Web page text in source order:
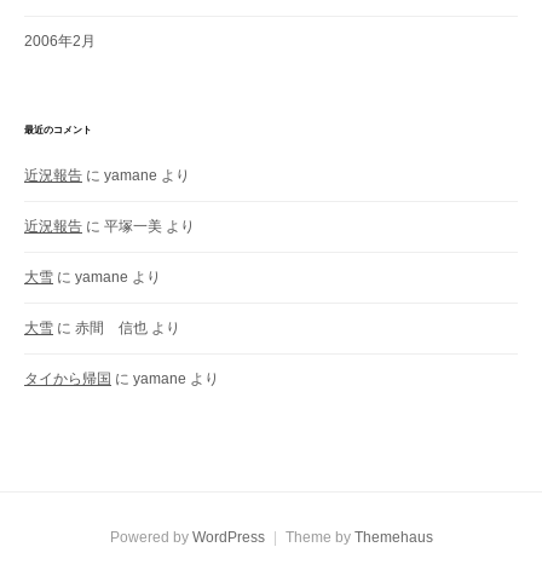
2006年2月
最近のコメント
近況報告 に yamane より
近況報告 に 平塚一美 より
大雪 に yamane より
大雪 に 赤間 信也 より
タイから帰国 に yamane より
Powered by WordPress Theme by Themehaus